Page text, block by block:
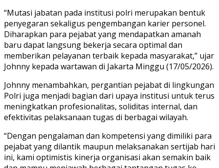
“Mutasi jabatan pada institusi polri merupakan bentuk
penyegaran sekaligus pengembangan karier personel.
Diharapkan para pejabat yang mendapatkan amanah
baru dapat langsung bekerja secara optimal dan
memberikan pelayanan terbaik kepada masyarakat,” ujar
Johnny kepada wartawan di Jakarta Minggu (17/05/2026).
Johnny menambahkan, pergantian pejabat di lingkungan
Polri juga menjadi bagian dari upaya institusi untuk terus
meningkatkan profesionalitas, soliditas internal, dan
efektivitas pelaksanaan tugas di berbagai wilayah.
“Dengan pengalaman dan kompetensi yang dimiliki para
pejabat yang dilantik maupun melaksanakan sertijab hari
ini, kami optimistis kinerja organisasi akan semakin baik